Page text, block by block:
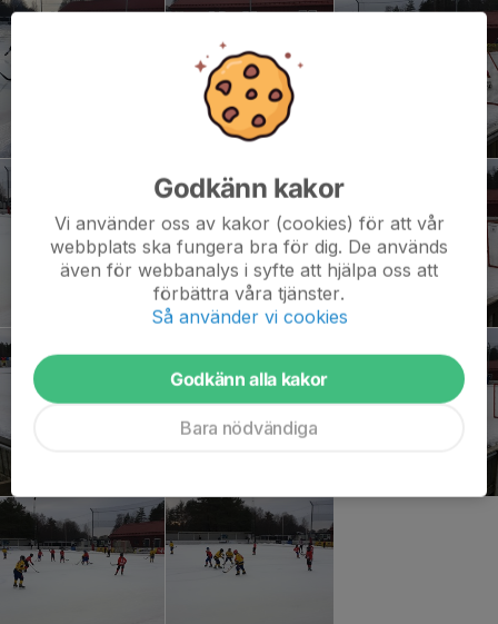
Godkänn kakor
Vi använder oss av kakor (cookies) för att vår
webbplats ska fungera bra för dig. De används
även för webbanalys i syfte att hjälpa oss att
förbättra våra tjänster.
Så använder vi cookies
Godkänn alla kakor
Bara nödvändiga